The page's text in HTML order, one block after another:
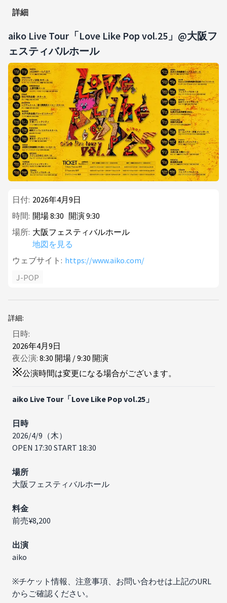
詳細
aiko Live Tour「Love Like Pop vol.25」@大阪フ
ェスティバルホール
日付: 2026年4月9日
時間: 開場8:30 開演9:30
場所: 大阪フェスティバルホール
地図を見る
ウェブサイト: https://www.aiko.com/
J-POP
詳細:
日時:
2026年4月9日
夜公演: 8:30 開場 /9:30 開演
※公演時間は変更になる場合がございます。
aiko Live Tour「Love Like Pop vol.25」
日時
2026/4/9（木）
OPEN 17:30 START 18:30
場所
大阪フェスティバルホール
料金
前売¥8,200
出演​​
aiko
※チケット情報、注意事項、お問い合わせは上記のURL
からご確認ください。